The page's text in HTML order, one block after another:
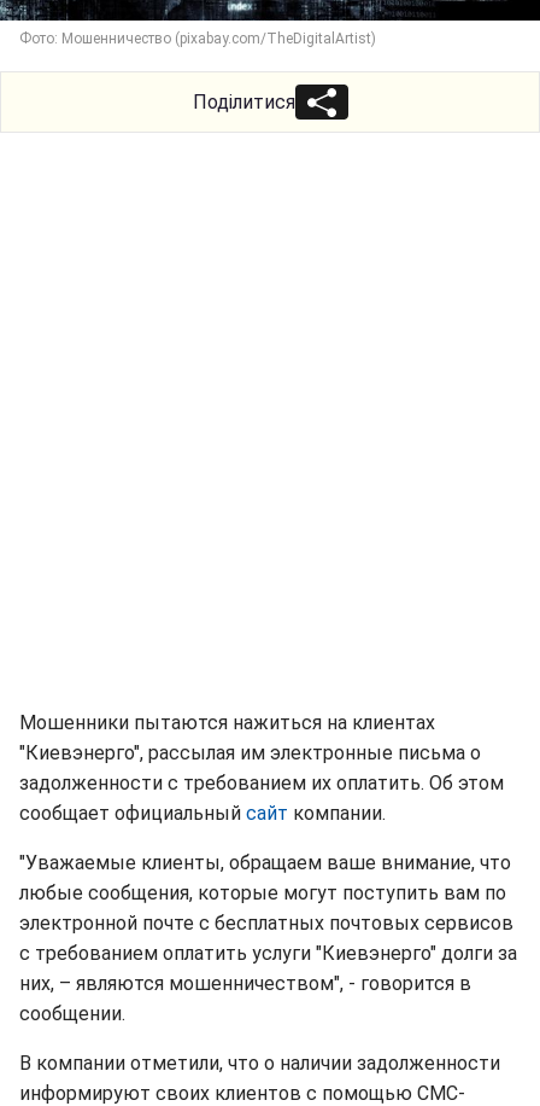
Фото: Мошенничество (pixabay.com/TheDigitalArtist)
Поділитися
Мошенники пытаются нажиться на клиентах
"Киевэнерго", рассылая им электронные письма о
задолженности с требованием их оплатить. Об этом
сообщает официальный сайт компании.
"Уважаемые клиенты, обращаем ваше внимание, что
любые сообщения, которые могут поступить вам по
электронной почте с бесплатных почтовых сервисов
с требованием оплатить услуги "Киевэнерго" долги за
них, – являются мошенничеством", - говорится в
сообщении.
В компании отметили, что о наличии задолженности
информируют своих клиентов с помощью СМС-